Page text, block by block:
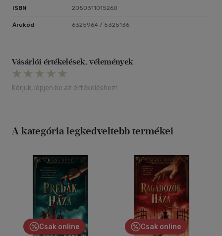
ISBN 2050311015260
Árukód 6325964 / 5325136
Vásárlói értékelések, vélemények
Kérjük, lépjen be az értékeléshez!
A kategória legkedveltebb termékei
Csak online Csak online